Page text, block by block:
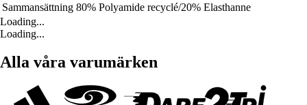
Sammansättning 80% Polyamide recyclé/20% Elasthanne
Loading...
Loading...
Alla våra varumärken